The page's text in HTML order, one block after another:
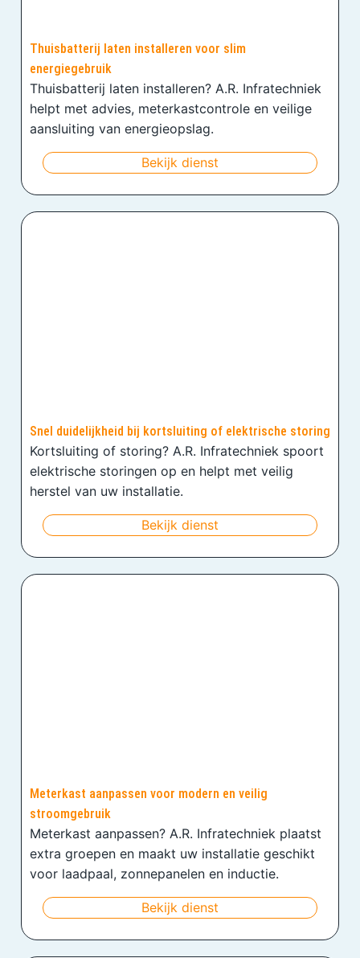
Thuisbatterij laten installeren voor slim
energiegebruik
Thuisbatterij laten installeren? A.R. Infratechniek
helpt met advies, meterkastcontrole en veilige
aansluiting van energieopslag.
Bekijk dienst
Snel duidelijkheid bij kortsluiting of elektrische storing
Kortsluiting of storing? A.R. Infratechniek spoort
elektrische storingen op en helpt met veilig
herstel van uw installatie.
Bekijk dienst
Meterkast aanpassen voor modern en veilig
stroomgebruik
Meterkast aanpassen? A.R. Infratechniek plaatst
extra groepen en maakt uw installatie geschikt
voor laadpaal, zonnepanelen en inductie.
Bekijk dienst